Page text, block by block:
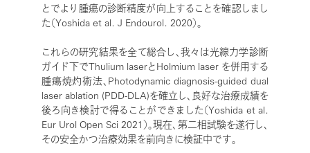
とでより腫瘍の診断精度が向上することを確認しまし
た（Yoshida et al. J Endourol. 2020）。
これらの研究結果を全て総合し、我々は光線力学診断
ガイド下でThulium laserとHolmium laser を併用する
腫瘍焼灼術法、Photodynamic diagnosis-guided dual
laser ablation (PDD-DLA)を確立し、良好な治療成績を
後ろ向き検討で得ることができました（Yoshida et al.
Eur Urol Open Sci 2021）。現在、第二相試験を遂行し、
その安全かつ治療効果を前向きに検証中です。